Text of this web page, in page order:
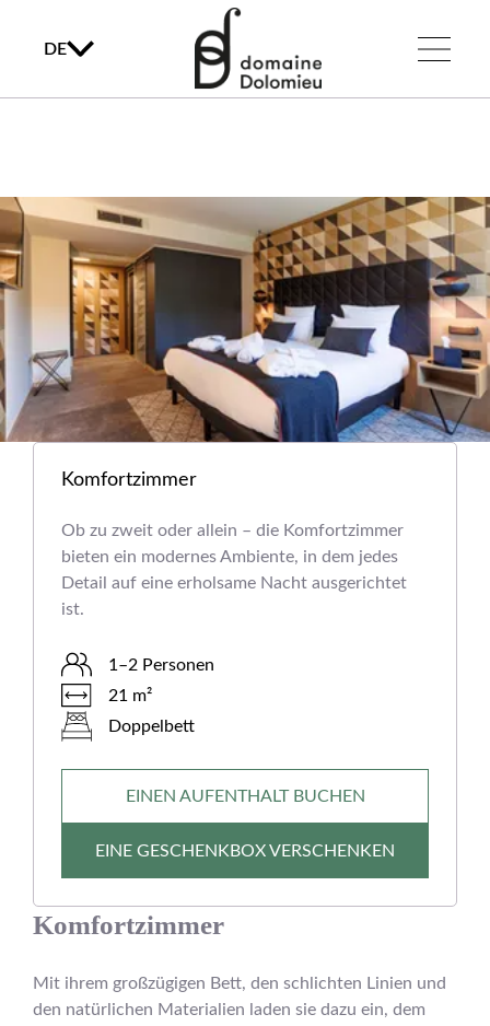
DE
Komfortzimmer
Ob zu zweit oder allein – die Komfortzimmer
bieten ein modernes Ambiente, in dem jedes
Detail auf eine erholsame Nacht ausgerichtet
ist.
1–2 Personen
21 m²
Doppelbett
EINEN AUFENTHALT BUCHEN
EINE GESCHENKBOX VERSCHENKEN
Komfortzimmer
Mit ihrem großzügigen Bett, den schlichten Linien und
den natürlichen Materialien laden sie dazu ein, dem